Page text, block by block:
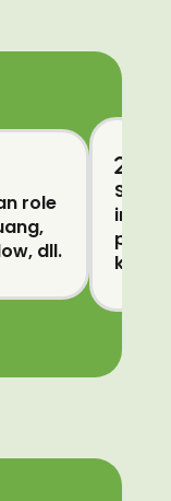
role
dll.
input
klien